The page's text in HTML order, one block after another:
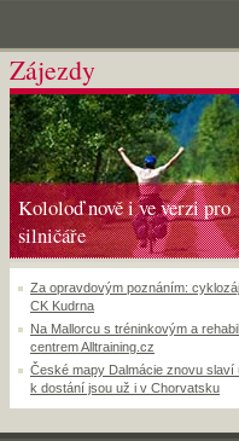
Zájezdy
Kololoď nově i ve verzi pro
silničáře
Za opravdovým poznáním:
CK Kudrna
Na Mallorcu s tréninkovým a
centrem Alltraining.cz
České mapy Dalmácie znovu slaví
k dostání jsou už i v Chorvatsku